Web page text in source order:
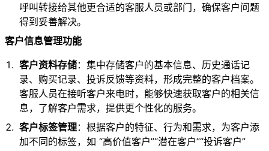
呼叫转接给其他更合适的客服人员或部门，确保客户问题
得到妥善解决。
客户信息管理功能
客户资料存储：集中存储客户的基本信息、历史通话记
录、购买记录、投诉反馈等资料，形成完整的客户档案。
客服人员在接听客户来电时，能够快速获取客户的相关信
息，了解客户需求，提供更个性化的服务。
客户标签管理：根据客户的特征、行为和需求，为客户添
加不同的标签，如 “高价值客户”“潜在客户”“投诉客户”